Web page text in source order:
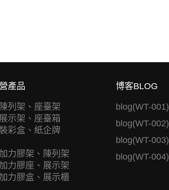
產品
列架、座臺架
示架、座臺箱
彩盒、紙企牌
力膠架、陳列架
力膠座、展示架
力膠盒、展示櫃
博客BLOG
blog(WT-001)
blog(WT-002)
blog(WT-003)
blog(WT-004)